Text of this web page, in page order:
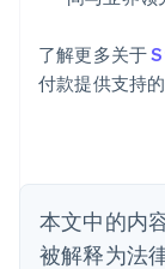
了解更多关于
付款提供支持
本文中的内
被解释为法
澳大利亚
巴西
Português
English
丹麦